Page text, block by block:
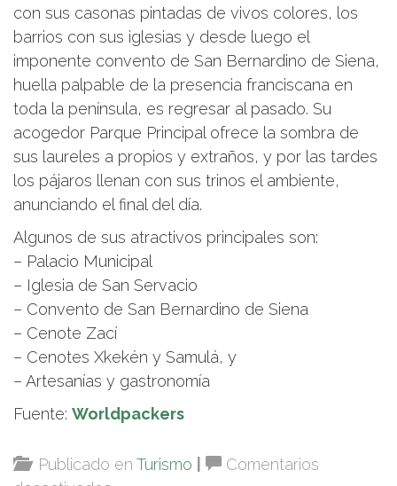
con sus casonas pintadas de vivos colores, los
barrios con sus iglesias y desde luego el
imponente convento de San Bernardino de Siena,
huella palpable de la presencia franciscana en
toda la península, es regresar al pasado. Su
acogedor Parque Principal ofrece la sombra de
sus laureles a propios y extraños, y por las tardes
los pájaros llenan con sus trinos el ambiente,
anunciando el final del día.
Algunos de sus atractivos principales son:
– Palacio Municipal
– Iglesia de San Servacio
– Convento de San Bernardino de Siena
– Cenote Zací
– Cenotes Xkekén y Samulá, y
– Artesanías y gastronomía
Fuente: Worldpackers
Publicado en Turismo
Comentarios